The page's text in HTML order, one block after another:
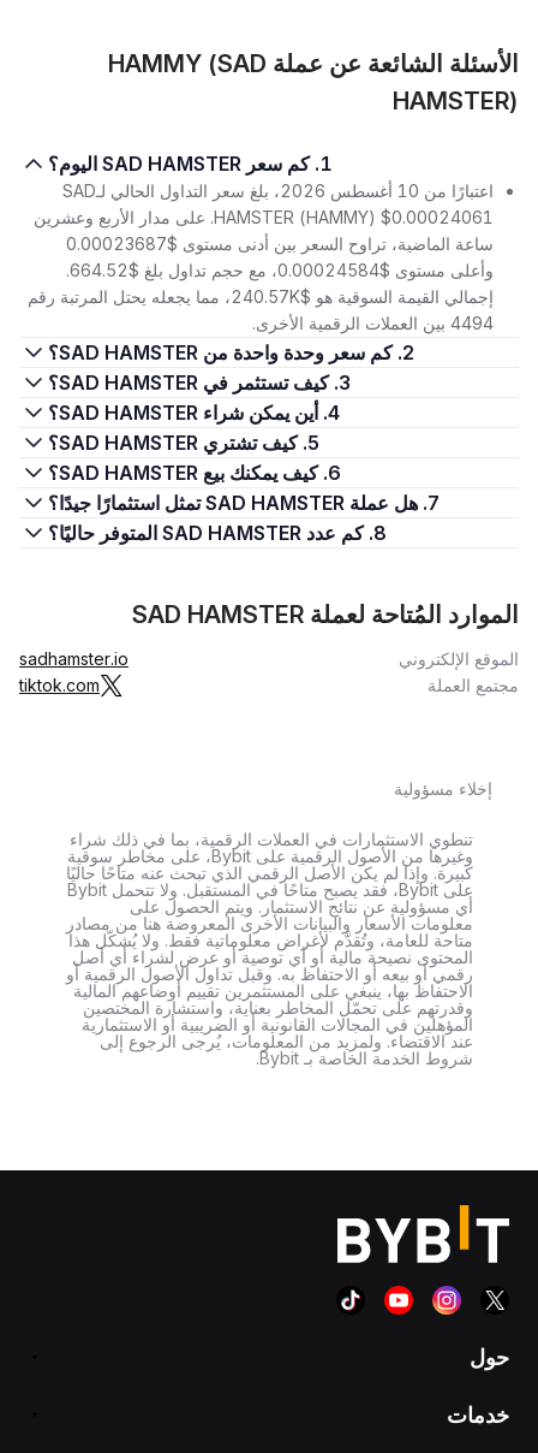
الأسئلة الشائعة عن عملة HAMMY (SAD
HAMSTER)
1. كم سعر SAD HAMSTER اليوم؟
اعتبارًا من 10 أغسطس 2026، بلغ سعر التداول الحالي لـSAD
HAMSTER (HAMMY) $0.00024061. على مدار الأربع وعشرين
ساعة الماضية، تراوح السعر بين أدنى مستوى $0.00023687
وأعلى مستوى $0.00024584، مع حجم تداول بلغ $664.52.
إجمالي القيمة السوقية هو $240.57K، مما يجعله يحتل المرتبة رقم
4494 بين العملات الرقمية الأخرى.
2. كم سعر وحدة واحدة من SAD HAMSTER؟
3. كيف تستثمر في SAD HAMSTER؟
4. أين يمكن شراء SAD HAMSTER؟
5. كيف تشتري SAD HAMSTER؟
6. كيف يمكنك بيع SAD HAMSTER؟
7. هل عملة SAD HAMSTER تمثل استثمارًا جيدًا؟
8. كم عدد SAD HAMSTER المتوفر حاليًا؟
الموارد المُتاحة لعملة SAD HAMSTER
الموقع الإلكتروني
sadhamster.io
مجتمع العملة
tiktok.com
إخلاء مسؤولية
تنطوي الاستثمارات في العملات الرقمية، بما في ذلك شراء
وغيرها من الأصول الرقمية على Bybit، على مخاطر سوقية
كبيرة. وإذا لم يكن الأصل الرقمي الذي تبحث عنه متاحًا حاليًا
على Bybit، فقد يصبح متاحًا في المستقبل. ولا تتحمل Bybit
أي مسؤولية عن نتائج الاستثمار. ويتم الحصول على
معلومات الأسعار والبيانات الأخرى المعروضة هنا من مصادر
متاحة للعامة، وتُقدَّم لأغراض معلوماتية فقط. ولا يُشكّل هذا
المحتوى نصيحة مالية أو أي توصية أو عرض لشراء أي أصل
رقمي أو بيعه أو الاحتفاظ به. وقبل تداول الأصول الرقمية أو
الاحتفاظ بها، ينبغي على المستثمرين تقييم أوضاعهم المالية
وقدرتهم على تحمّل المخاطر بعناية، واستشارة المختصين
المؤهلين في المجالات القانونية أو الضريبية أو الاستثمارية
عند الاقتضاء. ولمزيد من المعلومات، يُرجى الرجوع إلى
شروط الخدمة الخاصة بـ Bybit.
حول
خدمات